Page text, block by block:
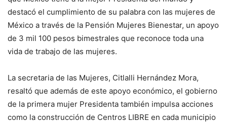
destacó el cumplimiento de su palabra con las mujeres de
México a través de la Pensión Mujeres Bienestar, un apoyo
de 3 mil 100 pesos bimestrales que reconoce toda una
vida de trabajo de las mujeres.
La secretaria de las Mujeres, Citlalli Hernández Mora,
resaltó que además de este apoyo económico, el gobierno
de la primera mujer Presidenta también impulsa acciones
como la construcción de Centros LIBRE en cada municipio